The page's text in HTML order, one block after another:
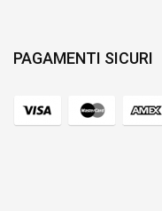
PAGAMENTI SICURI